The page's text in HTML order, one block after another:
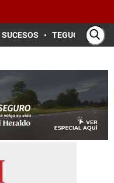
SUCESOS TEGUCIGALPA